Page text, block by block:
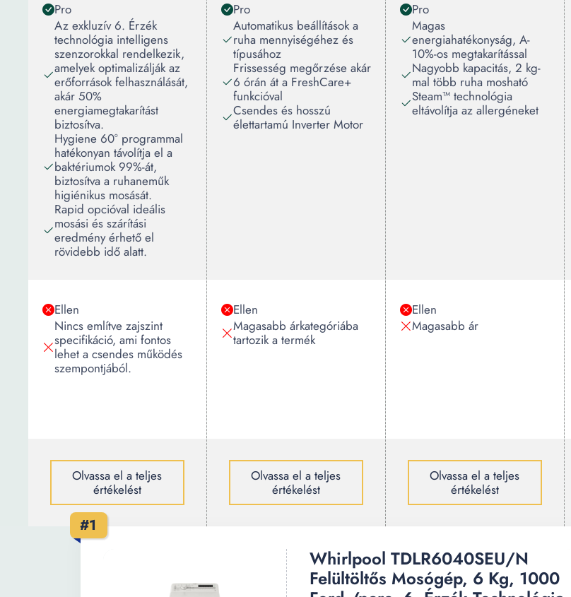
Pro
Az exkluzív 6. Érzék
technológia intelligens
szenzorokkal rendelkezik,
amelyek optimalizálják az
erőforrások felhasználását,
akár 50%
energiamegtakarítást
biztosítva.
Hygiene 60° programmal
hatékonyan távolítja el a
baktériumok 99%-át,
biztosítva a ruhaneműk
higiénikus mosását.
Rapid opcióval ideális
mosási és szárítási
eredmény érhető el
rövidebb idő alatt.
Ellen
Nincs említve zajszint
specifikáció, ami fontos
lehet a csendes működés
szempontjából.
Olvassa el a teljes
értékelést
Pro
Automatikus beállítások a
ruha mennyiségéhez és
típusához
Frissesség megőrzése akár
6 órán át a FreshCare+
funkcióval
Csendes és hosszú
élettartamú Inverter Motor
Ellen
Magasabb árkategóriába
tartozik a termék
Olvassa el a teljes
értékelést
Pro
Magas
energiahatékonyság, A-
10%-os megtakarítással
Nagyobb kapacitás, 2 kg-
mal több ruha mosható
Steam™ technológia
eltávolítja az allergéneket
Ellen
Magasabb ár
Olvassa el a teljes
értékelést
#1
Whirlpool TDLR6040SEU/N
Felültöltős Mosógép, 6 Kg, 1000